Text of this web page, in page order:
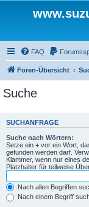
FAQ
Foren-Übersicht
Suche
SUCHANFRAGE
Suche nach Wörtern:
Setze ein + vor ein Wort,
gefunden werden darf.
Klammer, wenn nur eines
Platzhalter für teilweise
Nach allen Begriffen
Nach einem Begriff